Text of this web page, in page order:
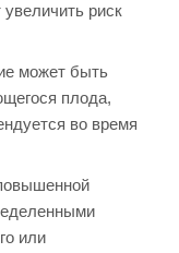
риск
может быть
плода,
во время
или